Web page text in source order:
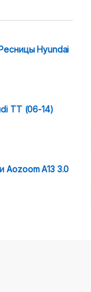
Hyundai
TT (06-14)
A13 3.0